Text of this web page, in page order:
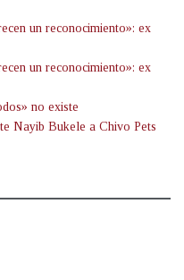
un reconocimiento»: ex
un reconocimiento»: ex
no existe
Nayib Bukele a Chivo Pets